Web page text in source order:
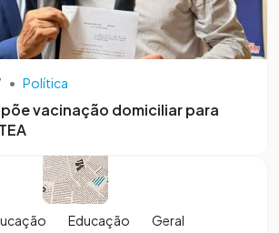
• Política
vacinação domiciliar para
Educação Geral